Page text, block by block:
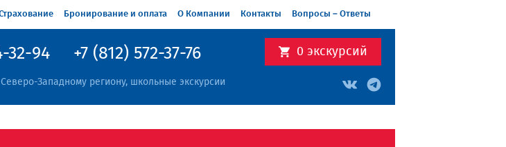
Бронирование и оплата О Компании Контакты Вопросы – Ответы
32-94 +7 (812) 572-37-76 0 экскурсий
Западному региону, школьные экскурсии